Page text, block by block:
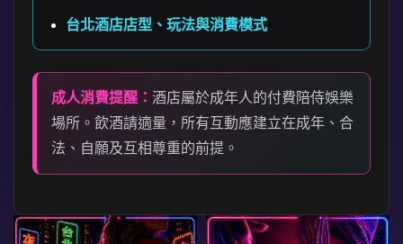
台北酒店店型、玩法與消費模式
成人消費提醒： 酒店屬於成年人的付費陪侍娛樂
場所。飲酒請適量，所有互動應建立在成年、合
法、自願及互相尊重的前提。